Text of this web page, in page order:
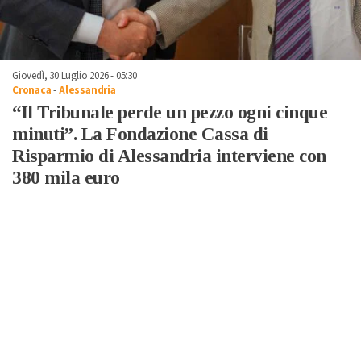
Giovedì, 30 Luglio 2026 - 05:30
Cronaca-Alessandria
“Il Tribunale perde un pezzo ogni cinque
minuti”. La Fondazione Cassa di
Risparmio di Alessandria interviene con
380 mila euro